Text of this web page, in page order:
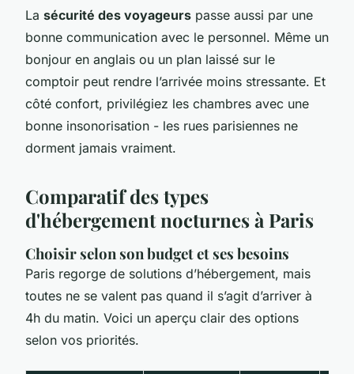
La sécurité des voyageurs passe aussi par une
bonne communication avec le personnel. Même un
bonjour en anglais ou un plan laissé sur le
comptoir peut rendre l’arrivée moins stressante. Et
côté confort, privilégiez les chambres avec une
bonne insonorisation - les rues parisiennes ne
dorment jamais vraiment.
Comparatif des types
d'hébergement nocturnes à Paris
Choisir selon son budget et ses besoins
Paris regorge de solutions d’hébergement, mais
toutes ne se valent pas quand il s’agit d’arriver à
4h du matin. Voici un aperçu clair des options
selon vos priorités.